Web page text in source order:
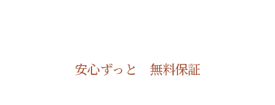
安心ずっと 無料保証